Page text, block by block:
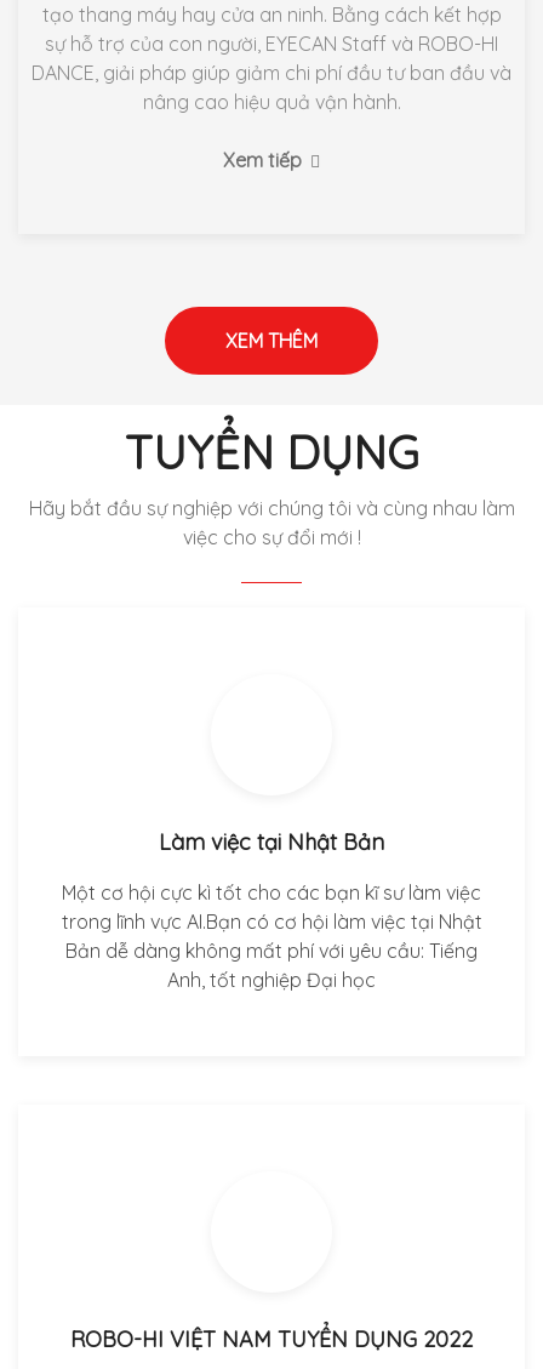
tạo thang máy hay cửa an ninh. Bằng cách kết hợp
sự hỗ trợ của con người, EYECAN Staff và ROBO-HI
DANCE, giải pháp giúp giảm chi phí đầu tư ban đầu và
nâng cao hiệu quả vận hành.
Xem tiếp
XEM THÊM
TUYỂN DỤNG
Hãy bắt đầu sự nghiệp với chúng tôi và cùng nhau làm
việc cho sự đổi mới !
Làm việc tại Nhật Bản
Một cơ hội cực kì tốt cho các bạn kĩ sư làm việc
trong lĩnh vực AI.Bạn có cơ hội làm việc tại Nhật
Bản dễ dàng không mất phí với yêu cầu: Tiếng
Anh, tốt nghiệp Đại học
ROBO-HI VIỆT NAM TUYỂN DỤNG 2022